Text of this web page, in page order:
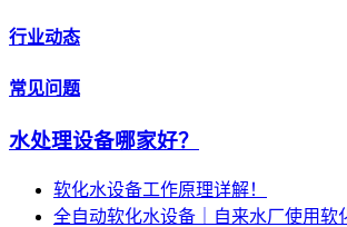
行业动态
常见问题
水处理设备哪家好？
软化水设备工作原理详解！
全自动软化水设备｜自来水厂使用软